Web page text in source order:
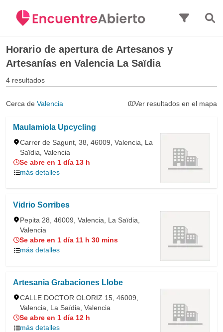
Horario de apertura de Artesanos y
Artesanías en Valencia La Saïdia
4 resultados
Cerca de Valencia Ver resultados en el mapa
Maulamiola Upcycling
Carrer de Sagunt, 38, 46009, Valencia, La
Saïdia, Valencia
Se abre en 1 día 13 h
más detalles
Vidrio Sorribes
Pepita 28, 46009, Valencia, La Saïdia,
Valencia
Se abre en 1 día 11 h 30 mins
más detalles
Artesania Grabaciones Llobe
CALLE DOCTOR OLORIZ 15, 46009,
Valencia, La Saïdia, Valencia
Se abre en 1 día 12 h
más detalles